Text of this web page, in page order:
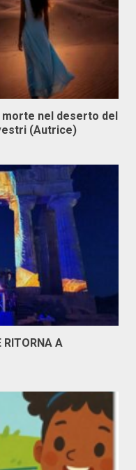
morte nel deserto del
(Autrice)
RITORNA A